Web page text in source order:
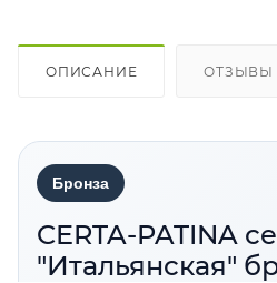
ОПИСАНИЕ ОТЗЫВЫ
Бронза
CERTA-PATINA
"Итальянская"